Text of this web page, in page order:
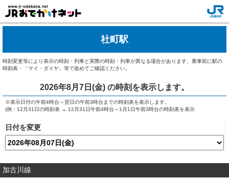
社町駅
時刻変更等により表示の時刻・列車と実際の時刻・列車が異なる場合があります。乗車前に駅の
時刻表・「マイ・ダイヤ」等で改めてご確認ください。
2026年8月7日(金) の時刻を表示します。
日付を変更
※表示日付の午前4時台～翌日の午前3時台までの時刻表を表示します。
(例：12月31日の時刻表 → 12月31日午前4時台～1月1日午前3時台の時刻表を表示
加古川線